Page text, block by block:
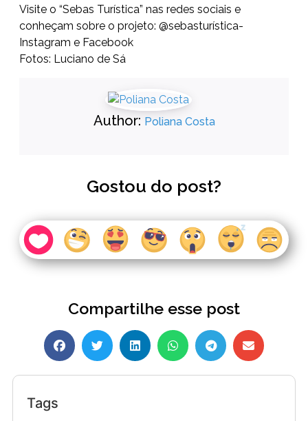
Visite o “Sebas Turística” nas redes sociais e
conheçam sobre o projeto: @sebasturística-
Instagram e Facebook
Fotos: Luciano de Sá
Author: Poliana Costa
Gostou do post?
Compartilhe esse post
Tags